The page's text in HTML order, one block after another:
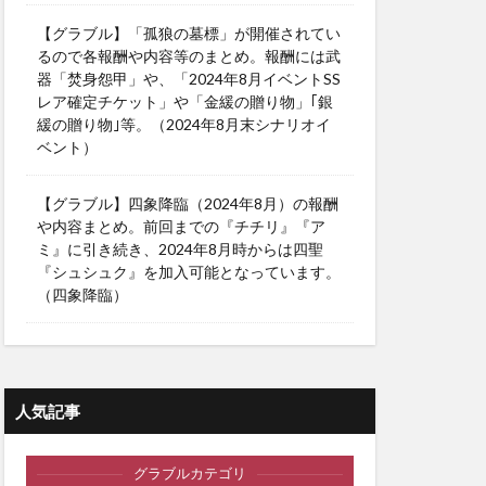
【グラブル】「孤狼の墓標」が開催されてい
るので各報酬や内容等のまとめ。報酬には武
器「焚身怨甲」や、「2024年8月イベントSS
レア確定チケット」や「金緩の贈り物」｢銀
緩の贈り物｣等。（2024年8月末シナリオイ
ベント）
【グラブル】四象降臨（2024年8月）の報酬
や内容まとめ。前回までの『チチリ』『ア
ミ』に引き続き、2024年8月時からは四聖
『シュシュク』を加入可能となっています。
（四象降臨）
人気記事
グラブルカテゴリ